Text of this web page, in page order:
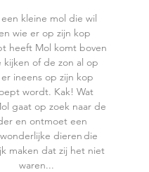
kleine mol die wil
wie er op zijn kop
heeft Mol komt boven
kijken of de zon al op
er ineens op zijn kop
wordt. Kak! Wat
gaat op zoek naar de
en ontmoet een
dieren die
maken dat zij het niet
waren...